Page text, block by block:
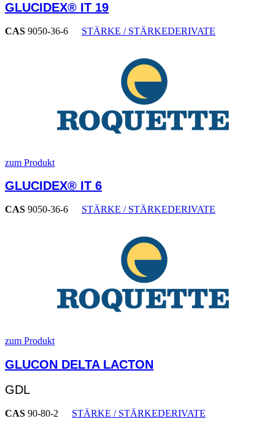
GLUCIDEX® IT 19
CAS 9050-36-6 STÄRKE / STÄRKEDERIVATE
zum Produkt
GLUCIDEX® IT 6
CAS 9050-36-6 STÄRKE / STÄRKEDERIVATE
zum Produkt
GLUCON DELTA LACTON
GDL
CAS 90-80-2 STÄRKE / STÄRKEDERIVATE